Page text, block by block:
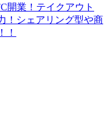
開業！テイクアウト
！シェアリング型や商
！